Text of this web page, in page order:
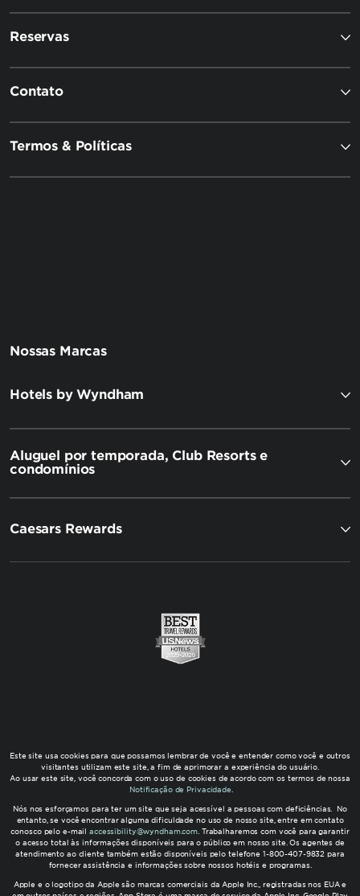
Reservas
Contato
Termos & Políticas
Nossas Marcas
Hotels by Wyndham
Aluguel por temporada, Club Resorts e
condomínios
Caesars Rewards
Este site usa cookies para que possamos lembrar de você e entender como você e outros
visitantes utilizam este site, a fim de aprimorar a experiência do usuário.
Ao usar este site, você concorda com o uso de cookies de acordo com os termos de nossa
Notificação de Privacidade
Nós nos esforçamos para ter um site que seja acessível a pessoas com deficiências. No
entanto, se você encontrar alguma dificuldade no uso de nosso site, entre em contato
conosco pelo e-mailaccessibility@wyndham.com . Trabalharemos com você para garantir
o acesso total às informações disponíveis para o público em nosso site. Os agentes de
atendimento ao cliente também estão disponíveis pelo telefone 1-800-407-9832 para
fornecer assistência e informações sobre nossos hotéis e programas.
Apple e o logotipo da Apple são marcas comerciais da Apple Inc., registradas nos EUA e